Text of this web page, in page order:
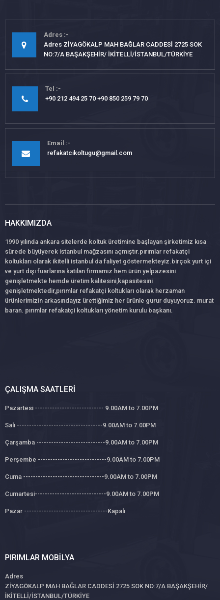
Adres
Adres ZİYAGÖKALP MAH BAĞLAR CADDESİ 2725 SOK
NO:7/A BAŞAKŞEHİR/ İKİTELLİ/İSTANBUL/TÜRKİYE
Tel
+90 212 494 25 70 +90 850 259 79 70
Email
refakatcikoltugu@gmail.com
HAKKIMIZDA
1990 yılında ankara sitelerde koltuk üretimine başlayan şirketimiz kısa
sürede büyüyerek istanbul mağzasını açmıştır.pırımlar refakatçi
koltukları olarak ikitelli istanbul da faliyet göstermekteyiz.birçok yurt içi
ve yurt dışı fuarlarına katılan firmamız hem ürün yelpazesini
genişletmekte hemde üretim kalitesini,kapasitesini
genişletmektedir,pırımlar refakatçi koltukları olarak herzaman
ürünlerimizin arkasındayız ürettiğimiz her ürünle gurur duyuyoruz. murat
baran. pırımlar refakatçi koltukları yönetim kurulu başkanı.
ÇALIŞMA SAATLERI
Pazartesi ---------------------------- 9.00AM to 7.00PM
Salı -----------------------------------9.00AM to 7.00PM
Çarşamba ----------------------------9.00AM to 7.00PM
Perşembe ----------------------------9.00AM to 7.00PM
Cuma ---------------------------------9.00AM to 7.00PM
Cumartesi-----------------------------9.00AM to 7.00PM
Pazar ----------------------------------Kapalı
PIRIMLAR MOBILYA
Adres
ZİYAGÖKALP MAH BAĞLAR CADDESİ 2725 SOK NO:7/A BAŞAKŞEHİR/
İKİTELLİ/İSTANBUL/TÜRKİYE